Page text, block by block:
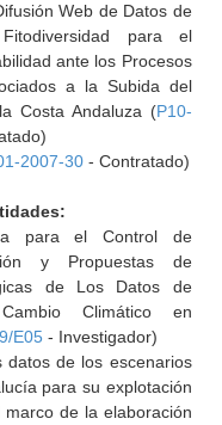
Web de Datos de
para el
ante los Procesos
a la Subida del
Costa Andaluza (P10-
2007-30- Contratado)
para el Control de
y Propuestas de
de Los Datos de
Climático en
E05- Investigador)
datos de los escenarios
para su explotación
de la elaboración